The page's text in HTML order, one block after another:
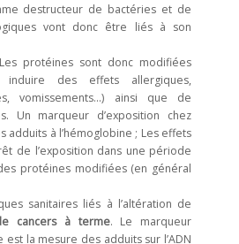
destructeur de bactéries et de
vont donc être liés à son
protéines sont donc modifiées
induire des effets allergiques,
vomissements…) ainsi que de
Un marqueur d’exposition chez
adduits à l’hémoglobine ; Les effets
de l’exposition dans une période
protéines modifiées (en général
sanitaires liés à l’altération de
cancers à terme. Le marqueur
est la mesure des adduits sur l’ADN